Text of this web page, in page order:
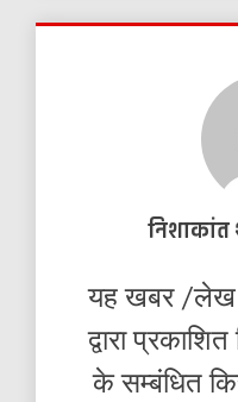
निशाकांत
यह खबर /लेख
द्वारा
के सम्बंधित